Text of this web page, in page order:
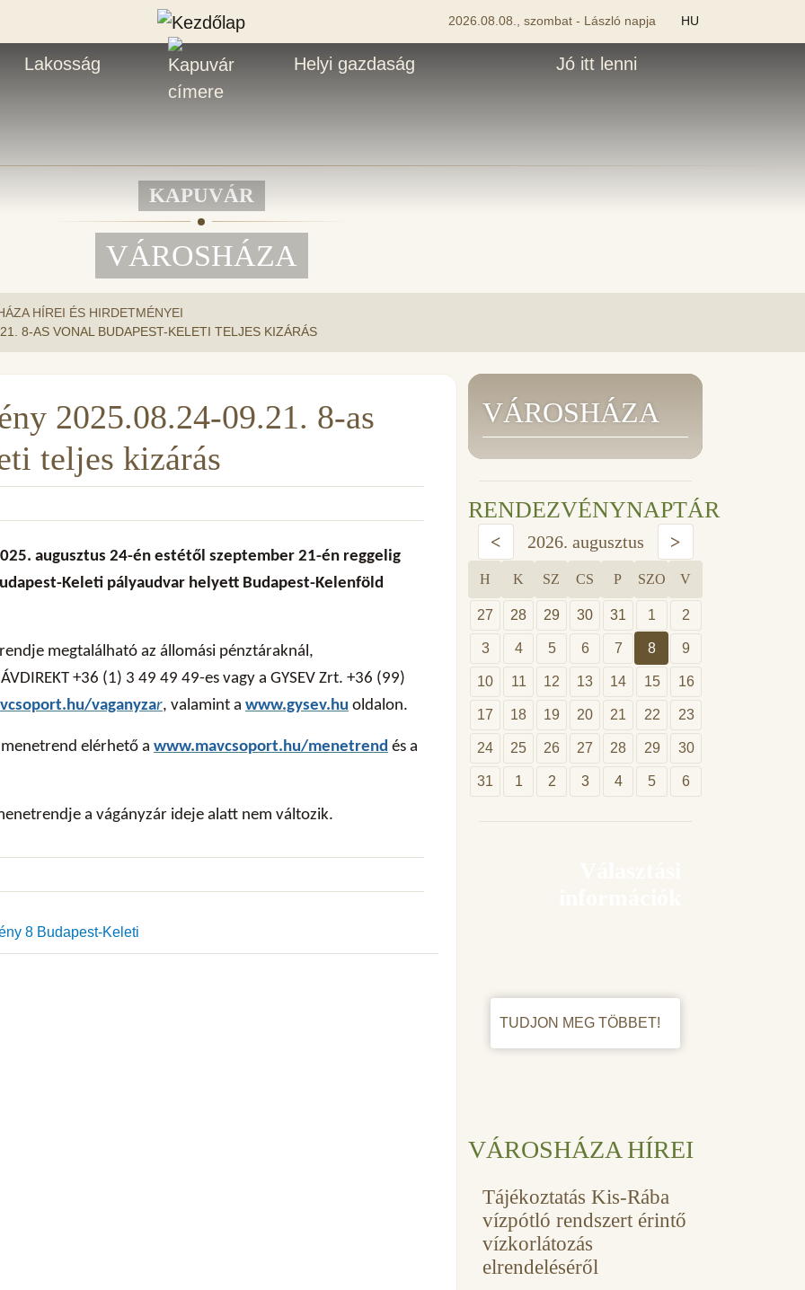
2026.08.08., szombat - László napja HU
Lakosság Helyi gazdaság Jó itt lenni
KAPUVÁR
VÁROSHÁZA
HÍREI ÉS HIRDETMÉNYEI
8-AS VONAL BUDAPEST-KELETI TELJES KIZÁRÁS
2025.08.24-09.21. 8-as
teljes kizárás
augusztus 24-én estétől szeptember 21-én reggelig
Keleti pályaudvar helyett Budapest-Kelenföld
megtalálható az állomási pénztáraknál,
+36 (1) 3 49 49 49-es vagy a GYSEV Zrt. +36 (99)
vaganyzar, valamint a www.gysev.hu oldalon.
elérhető a www.mavcsoport.hu/menetrend és a
a vágányzár ideje alatt nem változik.
8 Budapest-Keleti
VÁROSHÁZA
RENDEZVÉNYNAPTÁR
< 2026. augusztus >
H K SZ CS P SZO V
27 28 29 30 31 1 2
3 4 5 6 7 8 9
10 11 12 13 14 15 16
17 18 19 20 21 22 23
24 25 26 27 28 29 30
31 1 2 3 4 5 6
TUDJON MEG TÖBBET!
VÁROSHÁZA HÍREI
Tájékoztatás Kis-Rába
vízpótló rendszert érintő
vízkorlátozás
elrendeléséről